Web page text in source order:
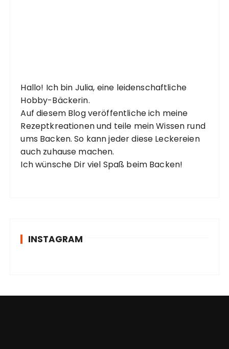
Hallo! Ich bin Julia, eine leidenschaftliche
Hobby-Bäckerin.
Auf diesem Blog veröffentliche ich meine
Rezeptkreationen und teile mein Wissen rund
ums Backen. So kann jeder diese Leckereien
auch zuhause machen.
Ich wünsche Dir viel Spaß beim Backen!
INSTAGRAM